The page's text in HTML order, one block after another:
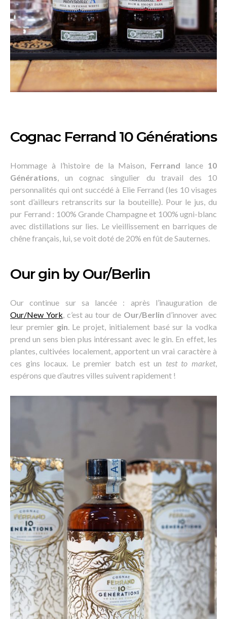
Cognac Ferrand 10 Générations
Hommage à l’histoire de la Maison, Ferrand lance 10
Générations , un cognac singulier du travail des 10
personnalités qui ont succédé à Elie Ferrand (les 10 visages
sont d’ailleurs retranscrits sur la bouteille). Pour le jus, du
pur Ferrand : 100% Grande Champagne et 100% ugni-blanc
avec distillations sur lies. Le vieillissement en barriques de
chêne français, lui, se voit doté de 20% en fût de Sauternes.
Our gin by Our/Berlin
Our continue sur sa lancée : après l’inauguration de
Our/New York , c’est au tour de Our/Berlin d’innover avec
leur premier gin . Le projet, initialement basé sur la vodka
prend un sens bien plus intéressant avec le gin. En effet, les
plantes, cultivées localement, apportent un vrai caractère à
ces gins locaux. Le premier batch est un test to market,
espérons que d’autres villes suivent rapidement !